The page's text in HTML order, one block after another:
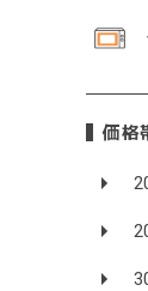
価格